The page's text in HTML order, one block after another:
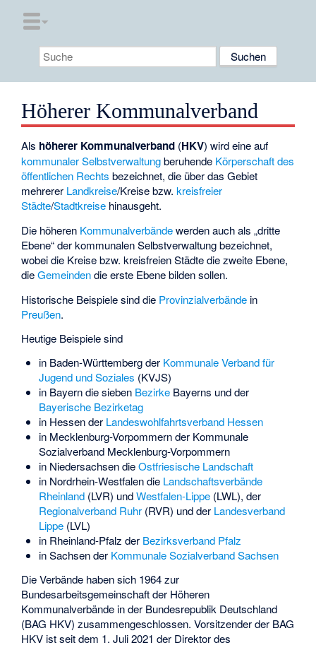
Höherer Kommunalverband
Als höherer Kommunalverband (HKV) wird eine auf
kommunaler Selbstverwaltungberuhende Körperschaft des
öffentlichen Rechts bezeichnet, die über das Gebiet
mehrerer Landkreise/Kreise bzw.kreisfreier
Städte/Stadtkreise hinausgeht.
Die höheren Kommunalverbändewerden auch als „dritte
Ebene“ der kommunalen Selbstverwaltung bezeichnet,
wobei die Kreise bzw. kreisfreien Städte die zweite Ebene,
dieGemeindendie erste Ebene bilden sollen.
Historische Beispiele sind die Provinzialverbände in
Preußen.
Heutige Beispiele sind
in Baden-Württemberg der Kommunale Verband für
Jugend und Soziales (KVJS)
in Bayern die sieben BezirkeBayerns und der
Bayerische Bezirketag
in Hessen der Landeswohlfahrtsverband Hessen
in Mecklenburg-Vorpommern der Kommunale
Sozialverband Mecklenburg-Vorpommern
in Niedersachsen dieOstfriesische Landschaft
in Nordrhein-Westfalen die Landschaftsverbände
Rheinland(LVR) undWestfalen-Lippe(LWL), der
Regionalverband Ruhr(RVR) und der Landesverband
Lippe(LVL)
in Rheinland-Pfalz der Bezirksverband Pfalz
in Sachsen der Kommunale Sozialverband Sachsen
Die Verbände haben sich 1964 zur
Bundesarbeitsgemeinschaft der Höheren
Kommunalverbände in der Bundesrepublik Deutschland
(BAG HKV) zusammengeschlossen. Vorsitzender der BAG
HKV ist seit dem 1. Juli 2021 der Direktor des